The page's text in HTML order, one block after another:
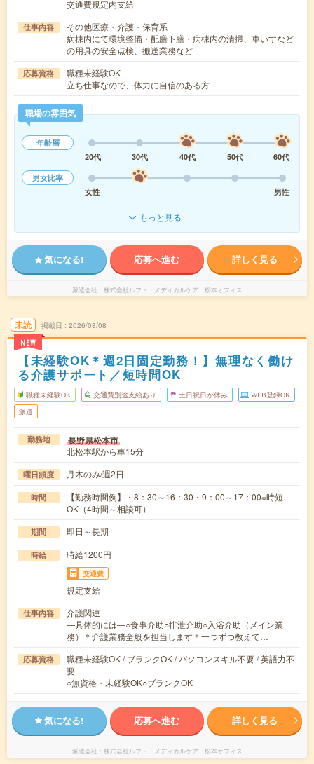
交通費規定内支給
仕事内容
その他医療・介護・保育系
病棟内にて環境整備・配膳下膳・病棟内の清掃、車いすなど
の用具の安全点検、搬送業務など
応募資格
職種未経験OK
立ち仕事なので、体力に自信のある方
職場の雰囲気
年齢層
20代
30代 40代 50代
60代
男女比率
女性
男性
もっと見る
気になる! 応募へ進む 詳しく見る
派遣会社 株式会社ルフト・メディカルケア 松本オフィス
未読
NEW
掲載日 2026/08/08
【未経験OK＊週2日固定勤務！】無理なく働け
る介護サポート／短時間OK
職種未経験OK 交通費別途支給あり 土日祝日が休み WEB登録OK
派遣
勤務地 長野県松本市
北松本駅から車15分
曜日頻度 月木のみ/週2日
時間
【勤務時間例】・8：30～16：30・9：00～17：00※時短
OK（4時間～相談可）
期間 即日～長期
時給 時給1200円
交通費
規定支給
仕事内容
介護関連
―具体的には―○食事介助○排泄介助○入浴介助（メイン業
務）＊介護業務全般を担当します＊一つずつ教えて…
応募資格
職種未経験OK / ブランクOK / パソコンスキル不要 / 英語力不
要
○無資格・未経験OK○ブランクOK
気になる! 応募へ進む 詳しく見る
派遣会社 株式会社ルフト・メディカルケア 松本オフィス